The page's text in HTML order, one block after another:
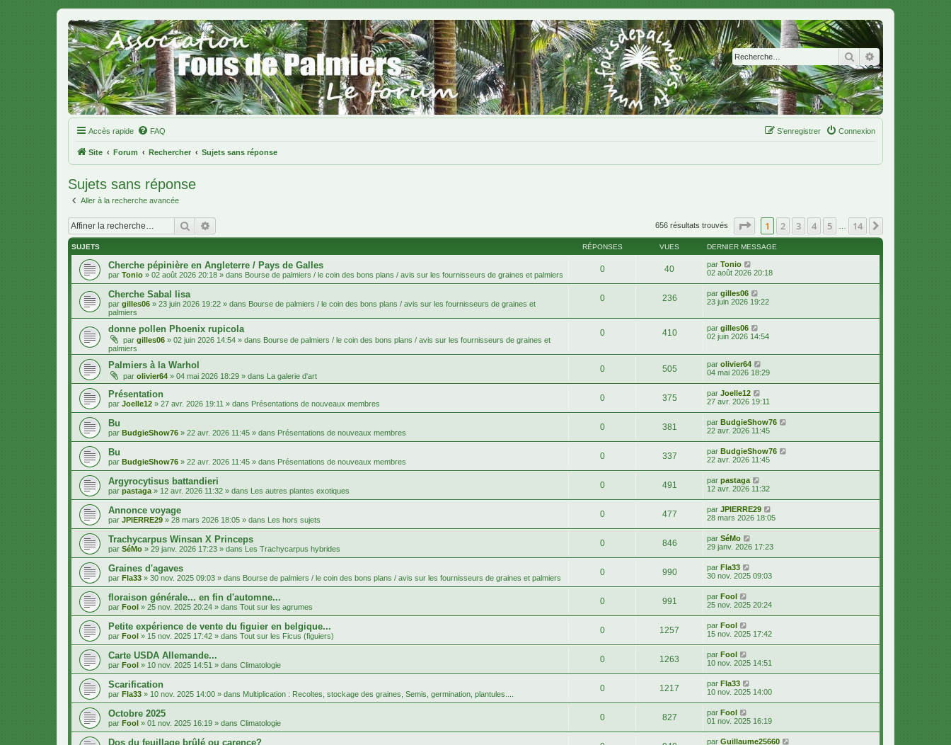
Rechercher
Accès rapide FAQ Connexion
S’enregistrer
Site Forum Rechercher Sujets sans réponse
Sujets sans réponse
Aller à la recherche avancée
Rechercher 656 résultats trouvés Page sur14
1 2 3 4 5 14
SUJETS RÉPONSES VUES DERNIER MESSAGE
Cherche pépinière en Angleterre / Pays de Galles
par Tonio » 02 août 2026 20:18 » dans Bourse de palmiers / le coin des bons plans / avis sur les fournisseurs de graines et palmiers
0 40 par Tonio
02 août 2026 20:18
Cherche Sabal lisa
par gilles06 » 23 juin 2026 19:22 » dans Bourse de palmiers / le coin des bons plans / avis sur les fournisseurs de graines et
palmiers
0 236 par gilles06
23 juin 2026 19:22
donne pollen Phoenix rupicola
par gilles06 » 02 juin 2026 14:54 » dans Bourse de palmiers / le coin des bons plans / avis sur les fournisseurs de graines et
palmiers
0 410 par gilles06
02 juin 2026 14:54
Palmiers à la Warhol
par olivier64 » 04 mai 2026 18:29 » dans La galerie d'art
0 505 par olivier64
04 mai 2026 18:29
Présentation
par Joelle12 » 27 avr. 2026 19:11 » dans Présentations de nouveaux membres
0 375 par Joelle12
27 avr. 2026 19:11
Bu
par BudgieShow76 » 22 avr. 2026 11:45 » dans Présentations de nouveaux membres
0 381 par BudgieShow76
22 avr. 2026 11:45
Bu
par BudgieShow76 » 22 avr. 2026 11:45 » dans Présentations de nouveaux membres
0 337 par BudgieShow76
22 avr. 2026 11:45
Argyrocytisus battandieri
par pastaga » 12 avr. 2026 11:32 » dans Les autres plantes exotiques
0 491 par pastaga
12 avr. 2026 11:32
Annonce voyage
par JPIERRE29 » 28 mars 2026 18:05 » dans Les hors sujets
0 477 par JPIERRE29
28 mars 2026 18:05
Trachycarpus Winsan X Princeps
par SéMo » 29 janv. 2026 17:23 » dans Les Trachycarpus hybrides
0 846 par SéMo
29 janv. 2026 17:23
Graines d'agaves
par Fla33 » 30 nov. 2025 09:03 » dans Bourse de palmiers / le coin des bons plans / avis sur les fournisseurs de graines et palmiers
0 990 par Fla33
30 nov. 2025 09:03
floraison générale... en fin d'automne...
par Fool » 25 nov. 2025 20:24 » dans Tout sur les agrumes
0 991 par Fool
25 nov. 2025 20:24
Petite expérience de vente du figuier en belgique...
par Fool » 15 nov. 2025 17:42 » dans Tout sur les Ficus (figuiers)
0 1257 par Fool
15 nov. 2025 17:42
Carte USDA Allemande...
par Fool » 10 nov. 2025 14:51 » dans Climatologie
0 1263 par Fool
10 nov. 2025 14:51
Scarification
par Fla33 » 10 nov. 2025 14:00 » dans Multiplication : Recoltes, stockage des graines, Semis, germination, plantules....
0 1217 par Fla33
10 nov. 2025 14:00
Octobre 2025
par Fool » 01 nov. 2025 16:19 » dans Climatologie
0 827 par Fool
01 nov. 2025 16:19
Dos du feuillage brûlé ou carence? par Guillaume25660